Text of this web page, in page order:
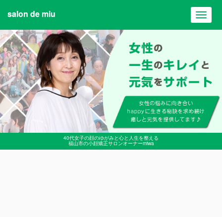
40代女子の顔のゆがみと心と人生を整える
福山市の小顔矯正サロンオーナーmiwa
salon de miu